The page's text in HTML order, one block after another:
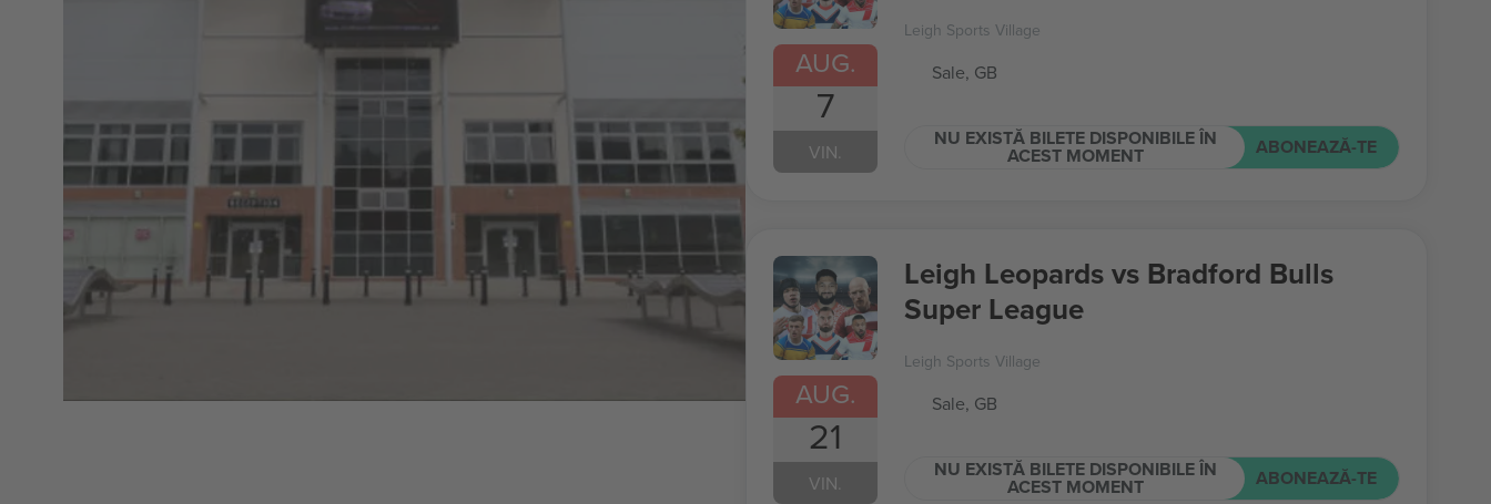
AUG.
7
VIN.
Leigh Sports Village
Sale, GB
NU EXISTĂ BILETE DISPONIBILE ÎN
ACEST MOMENT ABONEAZĂ-TE
AUG.
21
VIN.
Leigh Leopards vs Bradford Bulls
Super League
Leigh Sports Village
Sale, GB
NU EXISTĂ BILETE DISPONIBILE ÎN
ACEST MOMENT ABONEAZĂ-TE